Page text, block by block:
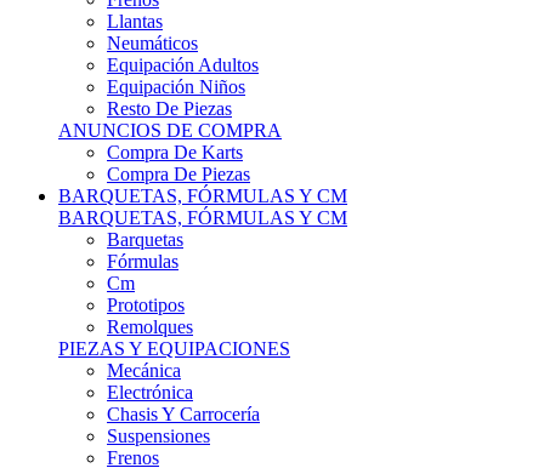
Neumáticos
Equipación Adultos
Equipación Niños
Resto De Piezas
ANUNCIOS DE COMPRA
Compra De Karts
Compra De Piezas
BARQUETAS, FÓRMULAS Y CM
BARQUETAS, FÓRMULAS Y CM
Barquetas
Fórmulas
Cm
Prototipos
Remolques
PIEZAS Y EQUIPACIONES
Mecánica
Electrónica
Chasis Y Carrocería
Suspensiones
Frenos
Llantas